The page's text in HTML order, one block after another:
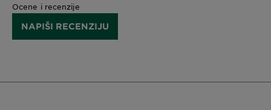
Ocene i recenzije
NAPIŠI RECENZIJU